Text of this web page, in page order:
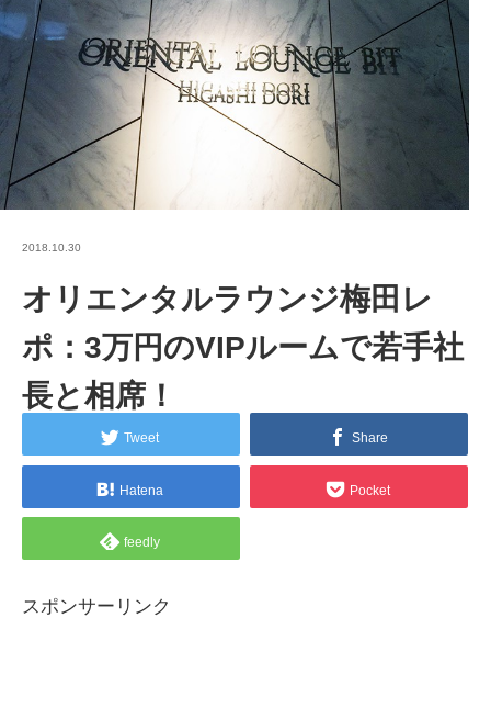
2018.10.30
オリエンタルラウンジ梅田レ
ポ：3万円のVIPルームで若手社
長と相席！
Tweet Share
Hatena Pocket
feedly
スポンサーリンク